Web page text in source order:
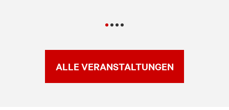
ALLE VERANSTALTUNGEN